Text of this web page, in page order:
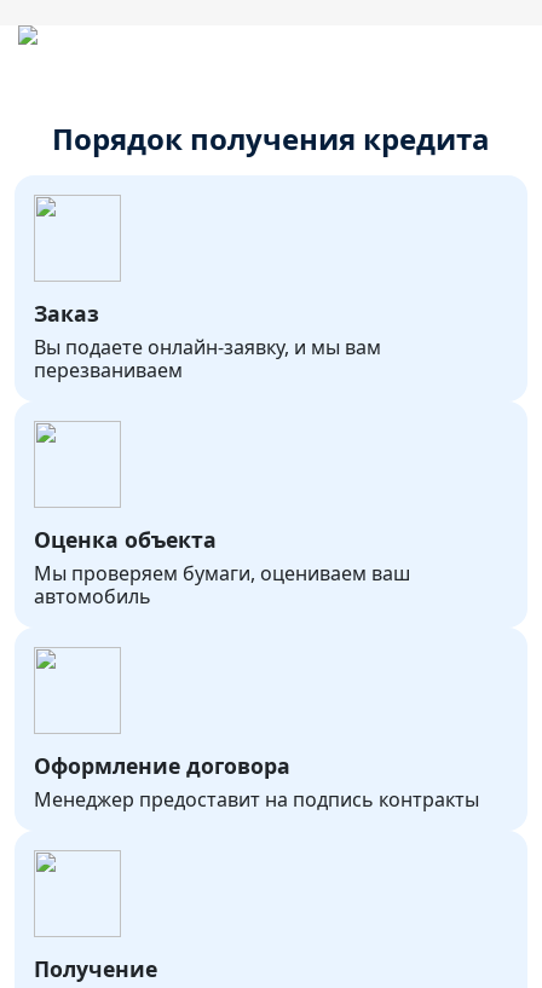
Порядок получения кредита
Заказ
Вы подаете онлайн-заявку, и мы вам
перезваниваем
Оценка объекта
Мы проверяем бумаги, оцениваем ваш
автомобиль
Оформление договора
Менеджер предоставит на подпись контракты
Получение